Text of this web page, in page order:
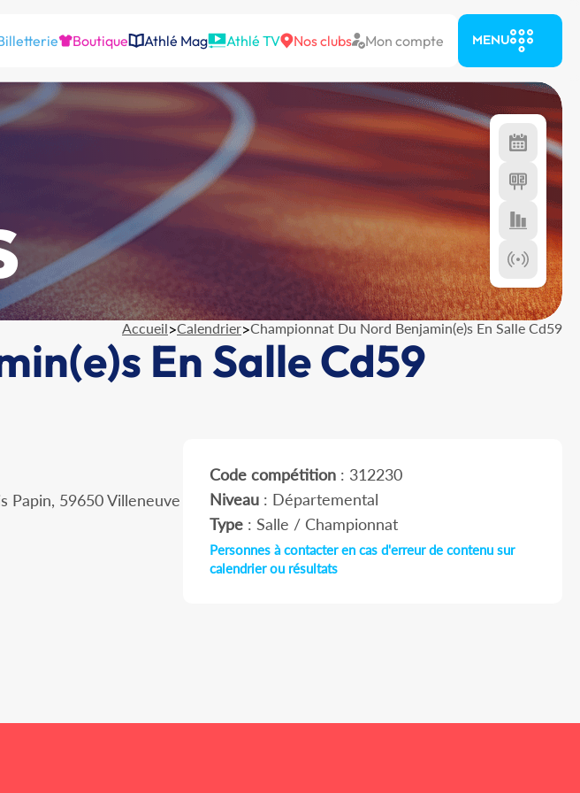
Boutique Athlé Mag Athlé TV Nos clubs Mon compte MENU
Accueil>Calendrier>Championnat Du Nord Benjamin(e)s En Salle Cd59
En Salle Cd59
Papin, 59650 Villeneuve
Code compétition : 312230
Niveau : Départemental
Type : Salle / Championnat
Personnes à contacter en cas d'erreur de contenu sur
calendrier ou résultats